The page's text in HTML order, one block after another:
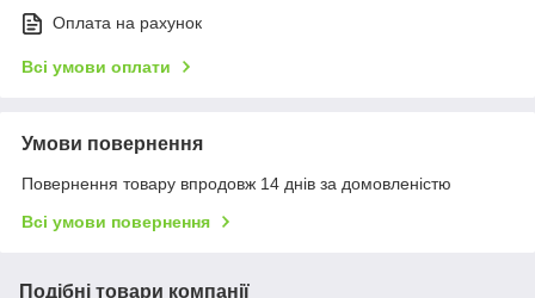
Оплата на рахунок
Всі умови оплати
Умови повернення
Повернення товару впродовж 14 днів за домовленістю
Всі умови повернення
Подібні товари компанії